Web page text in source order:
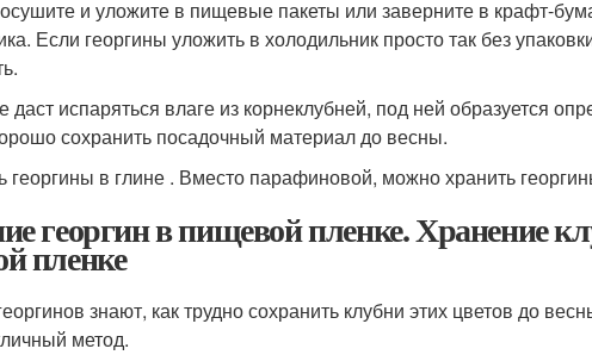
и уложите в пищевые пакеты или заверните в крафт-
Если георгины уложить в холодильник просто так без
даст испаряться влаге из корнеклубней, под ней образуется
сохранить посадочный материал до весны.
георгины в глине . Вместо парафиновой, можно хранить
георгин в пищевой пленке. Хранение
пленке
знают, как трудно сохранить клубни этих цветов до
метод.